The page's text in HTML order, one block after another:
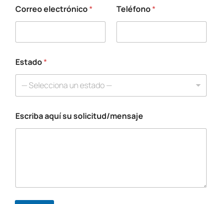
Correo electrónico* Teléfono*
Estado*
— Selecciona un estado —
Escriba aquí su solicitud/mensaje